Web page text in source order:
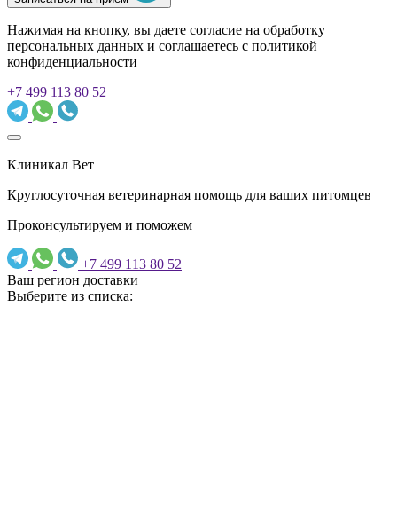
Нажимая на кнопку, вы даете согласие на обработку
персональных данных и соглашаетесь c политикой
конфиденциальности
+7 499 113 80 52
Клиникал Вет
Круглосуточная ветеринарная помощь для ваших питомцев
Проконсультируем и поможем
+7 499 113 80 52
Ваш регион доставки
Выберите из списка: